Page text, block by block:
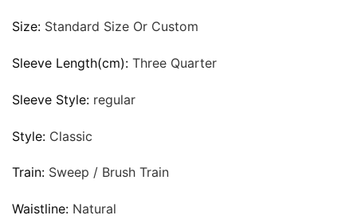
Size: Standard Size Or Custom
Sleeve Length(cm): Three Quarter
Sleeve Style: regular
Style: Classic
Train: Sweep / Brush Train
Waistline: Natural